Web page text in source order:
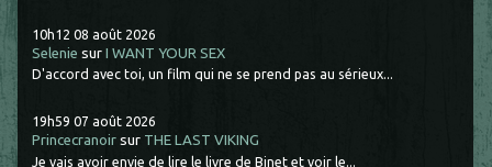
10h12 08 août 2026
Selenie surI WANT YOUR SEX
D'accord avec toi, un film qui ne se prend pas au sérieux...
19h59 07 août 2026
Princecranoir sur THE LAST VIKING
Je vais avoir envie de lire le livre de Binet et voir le...